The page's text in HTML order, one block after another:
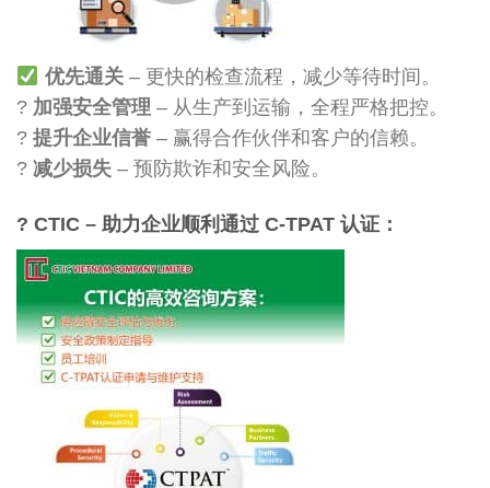
优先通关– 更快的检查流程，减少等待时间。
? 加强安全管理 – 从生产到运输，全程严格把控。
? 提升企业信誉 – 赢得合作伙伴和客户的信赖。
? 减少损失 – 预防欺诈和安全风险。
? CTIC – 助力企业顺利通过 C-TPAT 认证：